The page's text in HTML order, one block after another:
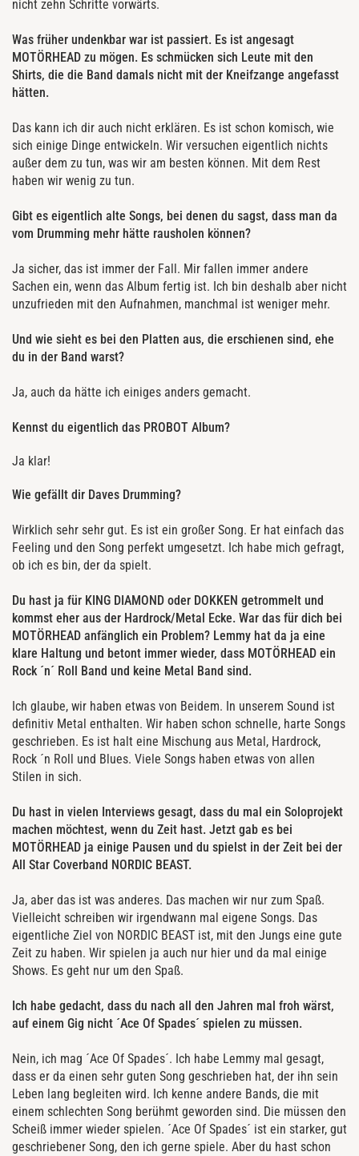
nicht zehn Schritte vorwärts.
Was früher undenkbar war ist passiert. Es ist angesagt
MOTÖRHEAD zu mögen. Es schmücken sich Leute mit den
Shirts, die die Band damals nicht mit der Kneifzange angefasst
hätten.
Das kann ich dir auch nicht erklären. Es ist schon komisch, wie
sich einige Dinge entwickeln. Wir versuchen eigentlich nichts
außer dem zu tun, was wir am besten können. Mit dem Rest
haben wir wenig zu tun.
Gibt es eigentlich alte Songs, bei denen du sagst, dass man da
vom Drumming mehr hätte rausholen können?
Ja sicher, das ist immer der Fall. Mir fallen immer andere
Sachen ein, wenn das Album fertig ist. Ich bin deshalb aber nicht
unzufrieden mit den Aufnahmen, manchmal ist weniger mehr.
Und wie sieht es bei den Platten aus, die erschienen sind, ehe
du in der Band warst?
Ja, auch da hätte ich einiges anders gemacht.
Kennst du eigentlich das PROBOT Album?
Ja klar!
Wie gefällt dir Daves Drumming?
Wirklich sehr sehr gut. Es ist ein großer Song. Er hat einfach das
Feeling und den Song perfekt umgesetzt. Ich habe mich gefragt,
ob ich es bin, der da spielt.
Du hast ja für KING DIAMOND oder DOKKEN getrommelt und
kommst eher aus der Hardrock/Metal Ecke. War das für dich bei
MOTÖRHEAD anfänglich ein Problem? Lemmy hat da ja eine
klare Haltung und betont immer wieder, dass MOTÖRHEAD ein
Rock ´n´ Roll Band und keine Metal Band sind.
Ich glaube, wir haben etwas von Beidem. In unserem Sound ist
definitiv Metal enthalten. Wir haben schon schnelle, harte Songs
geschrieben. Es ist halt eine Mischung aus Metal, Hardrock,
Rock ´n Roll und Blues. Viele Songs haben etwas von allen
Stilen in sich.
Du hast in vielen Interviews gesagt, dass du mal ein Soloprojekt
machen möchtest, wenn du Zeit hast. Jetzt gab es bei
MOTÖRHEAD ja einige Pausen und du spielst in der Zeit bei der
All Star Coverband NORDIC BEAST.
Ja, aber das ist was anderes. Das machen wir nur zum Spaß.
Vielleicht schreiben wir irgendwann mal eigene Songs. Das
eigentliche Ziel von NORDIC BEAST ist, mit den Jungs eine gute
Zeit zu haben. Wir spielen ja auch nur hier und da mal einige
Shows. Es geht nur um den Spaß.
Ich habe gedacht, dass du nach all den Jahren mal froh wärst,
auf einem Gig nicht ´Ace Of Spades´ spielen zu müssen.
Nein, ich mag ´Ace Of Spades´. Ich habe Lemmy mal gesagt,
dass er da einen sehr guten Song geschrieben hat, der ihn sein
Leben lang begleiten wird. Ich kenne andere Bands, die mit
einem schlechten Song berühmt geworden sind. Die müssen den
Scheiß immer wieder spielen. ´Ace Of Spades´ ist ein starker, gut
geschriebener Song, den ich gerne spiele. Aber du hast schon